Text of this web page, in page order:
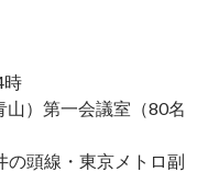
時
）第一会議室（80名
線・東京メトロ副